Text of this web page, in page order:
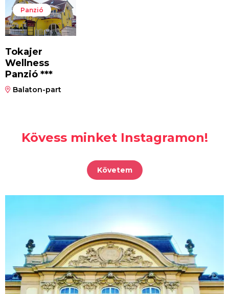
Panzió
Tokajer
Wellness
Panzió ***
Balaton-part
Kövess minket Instagramon!
Követem